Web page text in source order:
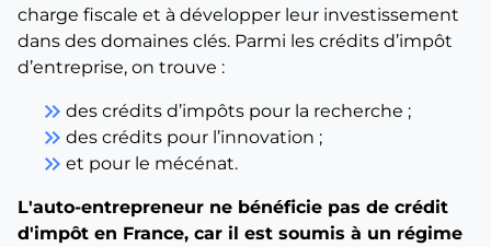
charge fiscale et à développer leur investissement
dans des domaines clés. Parmi les crédits d’impôt
d’entreprise, on trouve :
keyboard_double_arrow_right des crédits d’impôts pour la recherche ;
keyboard_double_arrow_right des crédits pour l’innovation ;
keyboard_double_arrow_right et pour le mécénat.
L'auto-entrepreneur ne bénéficie pas de crédit
d'impôt en France, car il est soumis à un régime